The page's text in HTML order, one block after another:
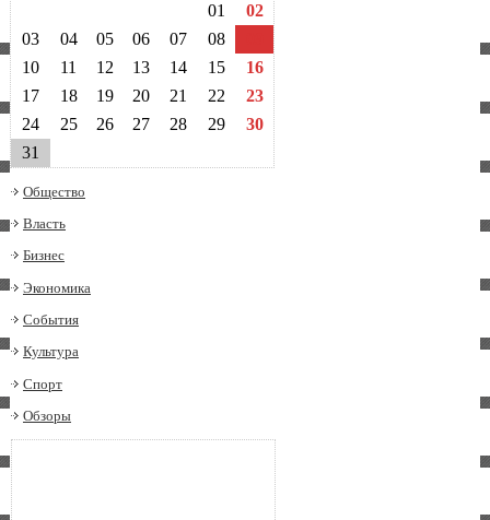
01
02
03
04 05 06 07 08
10
11 12 13 14 15
16
17
18 19 20 21 22
23
24
25 26 27 28 29
30
31
Общество
Власть
Бизнес
Экономика
События
Культура
Спорт
Обзоры